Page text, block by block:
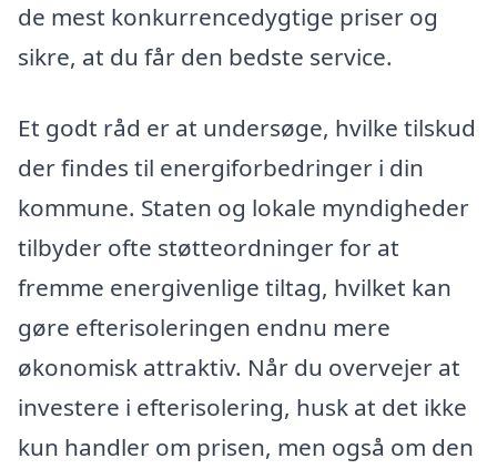
de mest konkurrencedygtige priser og
sikre, at du får den bedste service.
Et godt råd er at undersøge, hvilke tilskud
der findes til energiforbedringer i din
kommune. Staten og lokale myndigheder
tilbyder ofte støtteordninger for at
fremme energivenlige tiltag, hvilket kan
gøre efterisoleringen endnu mere
økonomisk attraktiv. Når du overvejer at
investere i efterisolering, husk at det ikke
kun handler om prisen, men også om den